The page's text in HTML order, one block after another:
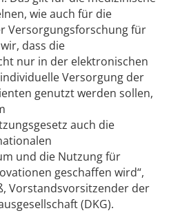
wie auch für die
Versorgungsforschung für
dass die
nur in der elektronischen
Versorgung der
genutzt werden sollen,
auch die
und die Nutzung für
geschaffen wird“,
Vorstandsvorsitzender der
(DKG).